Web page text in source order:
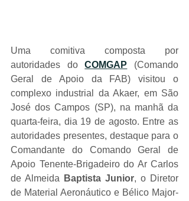
Uma comitiva composta por
autoridades do COMGAP (Comando
Geral de Apoio da FAB) visitou o
complexo industrial da Akaer, em São
José dos Campos (SP), na manhã da
quarta-feira, dia 19 de agosto. Entre as
autoridades presentes, destaque para o
Comandante do Comando Geral de
Apoio Tenente-Brigadeiro do Ar Carlos
de Almeida Baptista Junior, o Diretor
de Material Aeronáutico e Bélico Major-